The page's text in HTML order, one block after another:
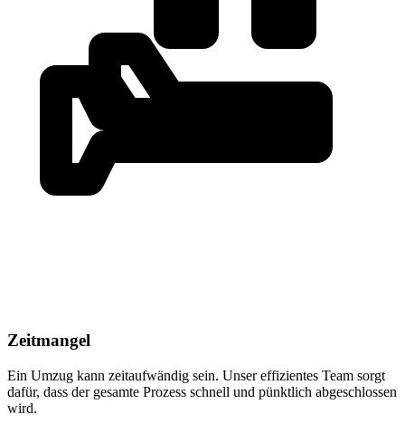
Zeitmangel
Ein Umzug kann zeitaufwändig sein. Unser effizientes Team sorgt
dafür, dass der gesamte Prozess schnell und pünktlich abgeschlossen
wird.